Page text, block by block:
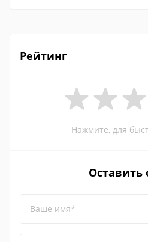
Рейтинг
Нажмите, для
Оставить
Ваше имя*